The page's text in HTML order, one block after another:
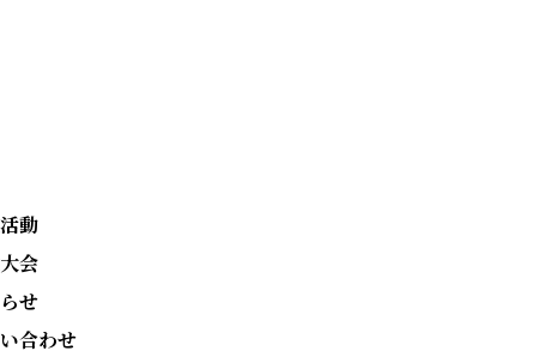
動
会
せ
合わせ